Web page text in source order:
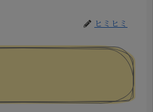
ヒミヒミ